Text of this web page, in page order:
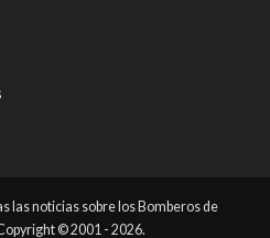
las noticias sobre los Bomberos de
© 2001 - 2026.